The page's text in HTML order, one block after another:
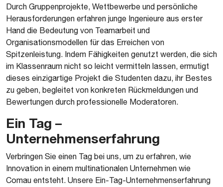
Durch Gruppenprojekte, Wettbewerbe und persönliche
Herausforderungen erfahren junge Ingenieure aus erster
Hand die Bedeutung von Teamarbeit und
Organisationsmodellen für das Erreichen von
Spitzenleistung. Indem Fähigkeiten genutzt werden, die sich
im Klassenraum nicht so leicht vermitteln lassen, ermutigt
dieses einzigartige Projekt die Studenten dazu, ihr Bestes
zu geben, begleitet von konkreten Rückmeldungen und
Bewertungen durch professionelle Moderatoren.
Ein Tag –
Unternehmenserfahrung
Verbringen Sie einen Tag bei uns, um zu erfahren, wie
Innovation in einem multinationalen Unternehmen wie
Comau entsteht. Unsere Ein-Tag-Unternehmenserfahrung